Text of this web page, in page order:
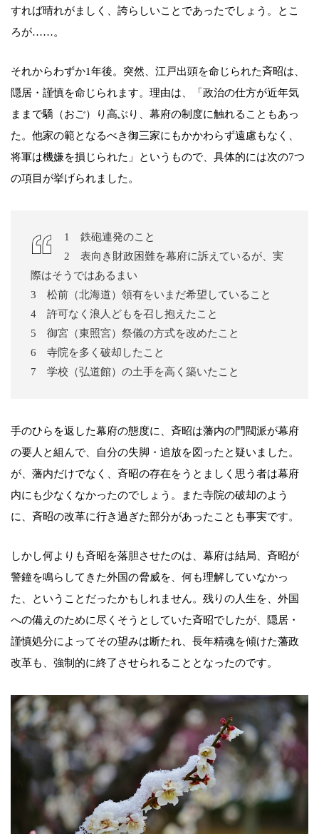
すれば晴れがましく、誇らしいことであったでしょう。とこ
ろが……。
それからわずか1年後。突然、江戸出頭を命じられた斉昭は、
隠居・謹慎を命じられます。理由は、「政治の仕方が近年気
ままで驕（おご）り高ぶり、幕府の制度に触れることもあっ
た。他家の範となるべき御三家にもかかわらず遠慮もなく、
将軍は機嫌を損じられた」というもので、具体的には次の7つ
の項目が挙げられました。
1 鉄砲連発のこと
2 表向き財政困難を幕府に訴えているが、実
際はそうではあるまい
3 松前（北海道）領有をいまだ希望していること
4 許可なく浪人どもを召し抱えたこと
5 御宮（東照宮）祭儀の方式を改めたこと
6 寺院を多く破却したこと
7 学校（弘道館）の土手を高く築いたこと
手のひらを返した幕府の態度に、斉昭は藩内の門閥派が幕府
の要人と組んで、自分の失脚・追放を図ったと疑いました。
が、藩内だけでなく、斉昭の存在をうとましく思う者は幕府
内にも少なくなかったのでしょう。また寺院の破却のよう
に、斉昭の改革に行き過ぎた部分があったことも事実です。
しかし何よりも斉昭を落胆させたのは、幕府は結局、斉昭が
警鐘を鳴らしてきた外国の脅威を、何も理解していなかっ
た、ということだったかもしれません。残りの人生を、外国
への備えのために尽くそうとしていた斉昭でしたが、隠居・
謹慎処分によってその望みは断たれ、長年精魂を傾けた藩政
改革も、強制的に終了させられることとなったのです。